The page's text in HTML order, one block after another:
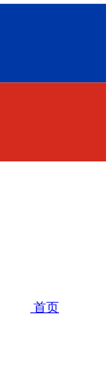
首页